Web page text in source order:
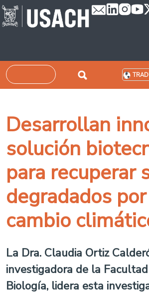
Passar para o conteúdo principal
Pesquisar
Desarrollan
solución
para recuperar
degradados
cambio
La Dra. Claudia Ortiz
investigadora de la
Biología, lidera esta